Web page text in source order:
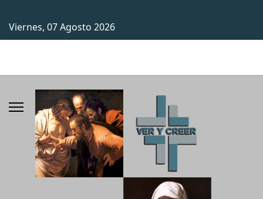
Viernes, 07 Agosto 2026